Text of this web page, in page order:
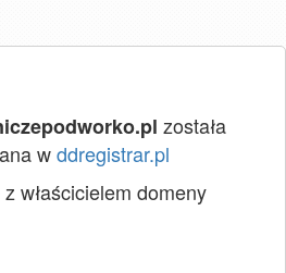
została
wddregistrar.pl
z właścicielem domeny